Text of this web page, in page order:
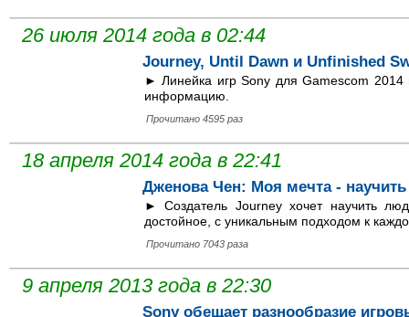
26 июля 2014 года в 02:44
Journey, Until Dawn и Unfinished
► Линейка игр Sony для Gamescom 2014
информацию.
Прочитано 4595 раз
18 апреля 2014 года в 22:41
Дженова Чен: Моя мечта -
► Создатель Journey хочет научить
достойное, с уникальным подходом к
Прочитано 7043 раза
9 апреля 2013 года в 22:30
Sony обещает разнообразие